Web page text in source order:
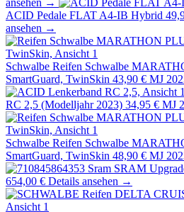
ACID Pedale FLAT A4-IB Hybrid
ansehen →
Schwalbe Reifen Schwalbe
SmartGuard, TwinSkin 43,90 € MJ
RC 2,5 (Modelljahr 2023) 34,95 € MJ
Schwalbe Reifen Schwalbe
SmartGuard, TwinSkin 48,90 € MJ
Sram SRAM
654,00 € Details ansehen →